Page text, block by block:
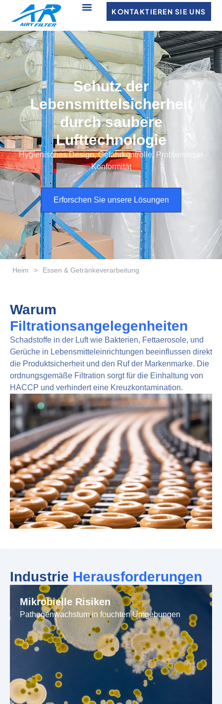
KONTAKTIEREN SIE UNS
Schutz der
Lebensmittelsicherheit
durch saubere
Lufttechnologie
Hygienisches Design, Gefahrkontrolle, Problemloser
Konformität
Erforschen Sie unsere Lösungen
Heim > Essen & Getränkeverarbeitung
Warum
Filtrationsangelegenheiten
Schadstoffe in der Luft wie Bakterien, Fettaerosole, und
Gerüche in Lebensmitteleinrichtungen beeinflussen direkt
die Produktsicherheit und den Ruf der Markenmarke. Die
ordnungsgemäße Filtration sorgt für die Einhaltung von
HACCP und verhindert eine Kreuzkontamination.
Industrie Herausforderungen
Mikrobielle Risiken
Pathogenwachstum in feuchten Umgebungen